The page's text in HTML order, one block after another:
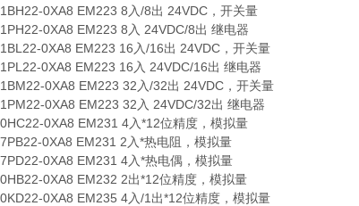
0XA8 EM223 8入/8出 24VDC，开关量
0XA8 EM223 8入 24VDC/8出 继电器
0XA8 EM223 16入/16出 24VDC，开关量
0XA8 EM223 16入 24VDC/16出 继电器
0XA8 EM223 32入/32出 24VDC，开关量
0XA8 EM223 32入 24VDC/32出 继电器
0XA8 EM231 4入*12位精度，模拟量
0XA8 EM231 2入*热电阻，模拟量
0XA8 EM231 4入*热电偶，模拟量
0XA8 EM232 2出*12位精度，模拟量
0XA8 EM235 4入/1出*12位精度，模拟量